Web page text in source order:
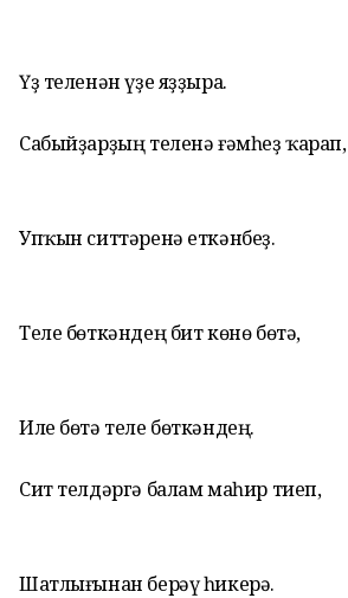
Үҙ теленән үҙе яҙҙыра.
Сабыйҙарҙың теленә ғәмһеҙ ҡарап,
Упҡын ситтәренә еткәнбеҙ.
Теле бөткәндең бит көнө бөтә,
Иле бөтә теле бөткәндең.
Сит телдәргә балам маһир тиеп,
Шатлығынан берәү һикерә.